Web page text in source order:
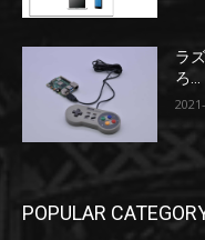
ラ
ろ...
POPULAR